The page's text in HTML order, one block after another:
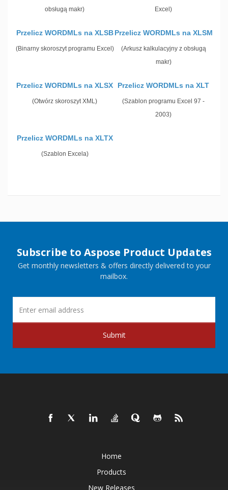
obsługą makr)
Excel)
Przelicz WORDMLs na XLSB
(Binarny skoroszyt programu Excel)
Przelicz WORDMLs na XLSM
(Arkusz kalkulacyjny z obsługą
makr)
Przelicz WORDMLs na XLSX
(Otwórz skoroszyt XML)
Przelicz WORDMLs na XLT
(Szablon programu Excel 97 -
2003)
Przelicz WORDMLs na XLTX
(Szablon Excela)
Subscribe to Aspose Product Updates
Get monthly newsletters & offers directly delivered to your
mailbox.
Submit
Home
Products
New Releases